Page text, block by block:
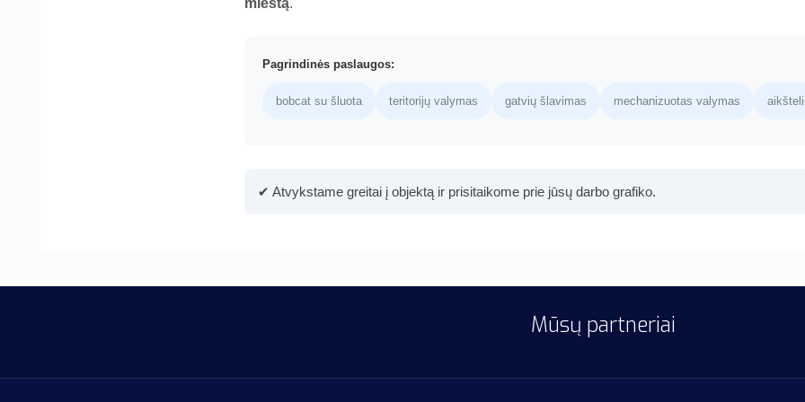
miestą.
Pagrindinės paslaugos:
bobcat su šluota teritorijų valymas gatvių šlavimas mechanizuotas valymas
✔ Atvykstame greitai į objektą ir prisitaikome prie jūsų darbo grafiko.
Mūsų partneriai